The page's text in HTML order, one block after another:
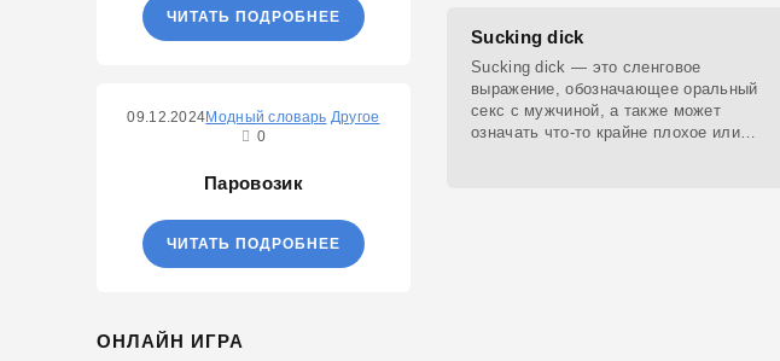
ЧИТАТЬ ПОДРОБНЕЕ
09.12.2024Модный словарь Другое
0
Паровозик
ЧИТАТЬ ПОДРОБНЕЕ
ОНЛАЙН ИГРА
Sucking dick
Sucking dick — это сленговое
выражение, обозначающее оральный
секс с мужчиной, а также может
означать что-то крайне плохое или